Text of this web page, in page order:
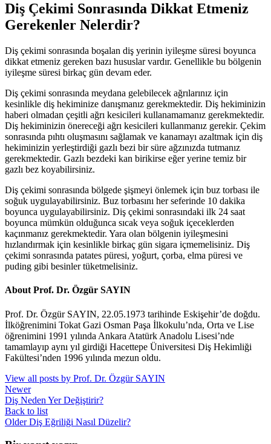
Diş Çekimi Sonrasında Dikkat Etmeniz
Gerekenler Nelerdir?
Diş çekimi sonrasında boşalan diş yerinin iyileşme süresi boyunca
dikkat etmeniz gereken bazı hususlar vardır. Genellikle bu bölgenin
iyileşme süresi birkaç gün devam eder.
Diş çekimi sonrasında meydana gelebilecek ağrılarınız için
kesinlikle diş hekiminize danışmanız gerekmektedir. Diş hekiminizin
haberi olmadan çeşitli ağrı kesicileri kullanamamanız gerekmektedir.
Diş hekiminizin önereceği ağrı kesicileri kullanmanız gerekir. Çekim
sonrasında pıhtı oluşmasını sağlamak ve kanamayı azaltmak için diş
hekiminizin yerleştirdiği gazlı bezi bir süre ağzınızda tutmanız
gerekmektedir. Gazlı bezdeki kan birikirse eğer yerine temiz bir
gazlı bez koyabilirsiniz.
Diş çekimi sonrasında bölgede şişmeyi önlemek için buz torbası ile
soğuk uygulayabilirsiniz. Buz torbasını her seferinde 10 dakika
boyunca uygulayabilirsiniz. Diş çekimi sonrasındaki ilk 24 saat
boyunca mümkün olduğunca sıcak veya soğuk içeceklerden
kaçınmanız gerekmektedir. Yara olan bölgenin iyileşmesini
hızlandırmak için kesinlikle birkaç gün sigara içmemelisiniz. Diş
çekimi sonrasında patates püresi, yoğurt, çorba, elma püresi ve
puding gibi besinler tüketmelisiniz.
About Prof. Dr. Özgür SAYIN
Prof. Dr. Özgür SAYIN, 22.05.1973 tarihinde Eskişehir’de doğdu.
İlköğrenimini Tokat Gazi Osman Paşa İlkokulu’nda, Orta ve Lise
öğrenimini 1991 yılında Ankara Atatürk Anadolu Lisesi’nde
tamamlayıp aynı yıl girdiği Hacettepe Üniversitesi Diş Hekimliği
Fakültesi’nden 1996 yılında mezun oldu.
View all posts by Prof. Dr. Özgür SAYIN
Newer
Diş Neden Yer Değiştirir?
Back to list
Older Diş Eğriliği Nasıl Düzelir?